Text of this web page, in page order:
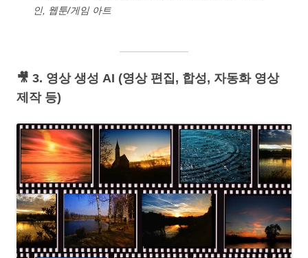
인, 웹툰/게임 아트
🎥 3. 영상 생성 AI (영상 편집, 합성, 자동화 영상
제작 등)